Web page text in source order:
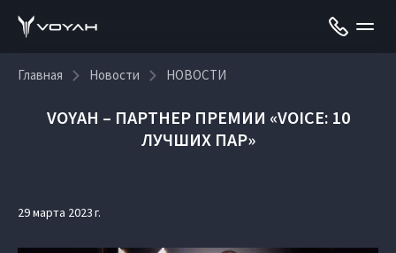
Главная Новости НОВОСТИ
VOYAH – ПАРТНЕР ПРЕМИИ «VOICE: 10
ЛУЧШИХ ПАР»
29 марта 2023 г.